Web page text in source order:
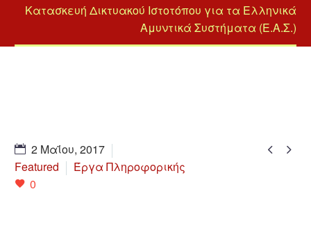
Κατασκευή Δικτυακού Ιστοτόπου για τα Ελληνικά
Αμυντικά Συστήματα (Ε.Α.Σ.)
 
2 Μαΐου, 2017
Featured
Έργα Πληροφορικής
0